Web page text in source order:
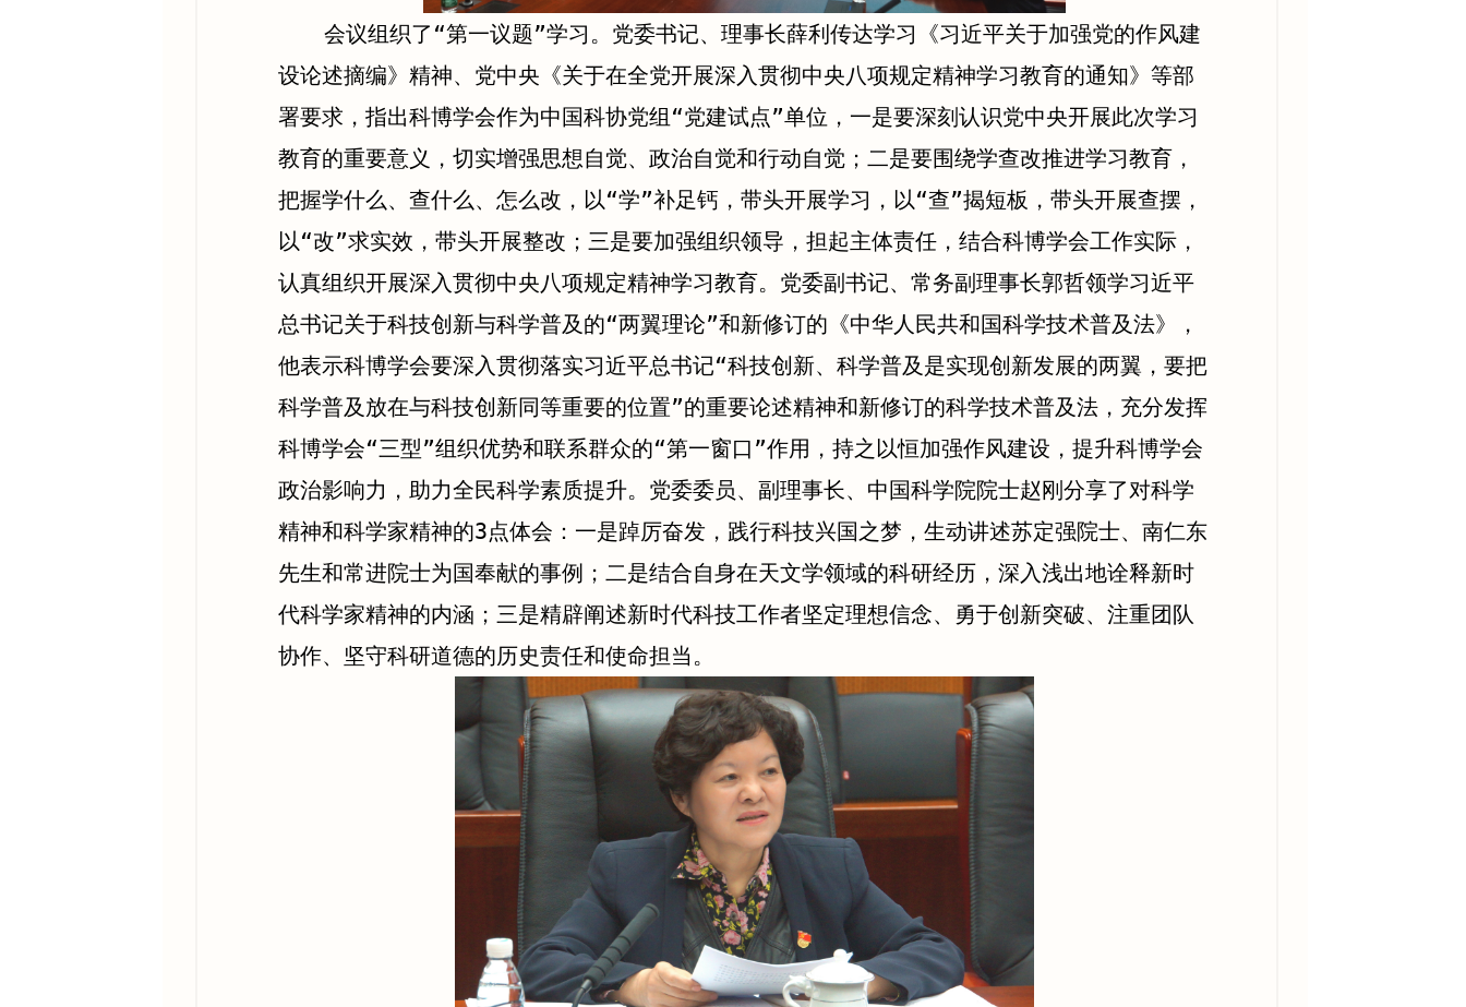
会议组织了“第一议题”学习。党委书记、理事长薛利传达学习《习近平关于加强党的作风建
设论述摘编》精神、党中央《关于在全党开展深入贯彻中央八项规定精神学习教育的通知》等部
署要求，指出科博学会作为中国科协党组“党建试点”单位，一是要深刻认识党中央开展此次学习
教育的重要意义，切实增强思想自觉、政治自觉和行动自觉；二是要围绕学查改推进学习教育，
把握学什么、查什么、怎么改，以“学”补足钙，带头开展学习，以“查”揭短板，带头开展查摆，
以“改”求实效，带头开展整改；三是要加强组织领导，担起主体责任，结合科博学会工作实际，
认真组织开展深入贯彻中央八项规定精神学习教育。党委副书记、常务副理事长郭哲领学习近平
总书记关于科技创新与科学普及的“两翼理论”和新修订的《中华人民共和国科学技术普及法》，
他表示科博学会要深入贯彻落实习近平总书记“科技创新、科学普及是实现创新发展的两翼，要把
科学普及放在与科技创新同等重要的位置”的重要论述精神和新修订的科学技术普及法，充分发挥
科博学会“三型”组织优势和联系群众的“第一窗口”作用，持之以恒加强作风建设，提升科博学会
政治影响力，助力全民科学素质提升。党委委员、副理事长、中国科学院院士赵刚分享了对科学
精神和科学家精神的3点体会：一是踔厉奋发，践行科技兴国之梦，生动讲述苏定强院士、南仁东
先生和常进院士为国奉献的事例；二是结合自身在天文学领域的科研经历，深入浅出地诠释新时
代科学家精神的内涵；三是精辟阐述新时代科技工作者坚定理想信念、勇于创新突破、注重团队
协作、坚守科研道德的历史责任和使命担当。